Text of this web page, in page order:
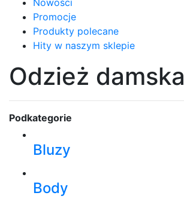
Nowości
Promocje
Produkty polecane
Hity w naszym sklepie
Odzież damska
Podkategorie
Bluzy
Body